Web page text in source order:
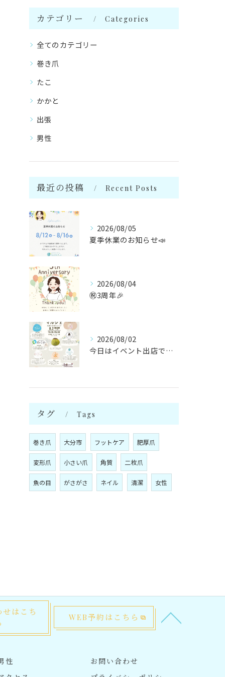
カテゴリー Categories
全てのカテゴリー
巻き爪
たこ
かかと
出張
男性
最近の投稿 Recent Posts
2026/08/05
夏季休業のお知らせ📣
2026/08/04
㊗️3周年🎉
2026/08/02
今日はイベント出店です🌻
タグ Tags
巻き爪 大分市 フットケア 肥厚爪
変形爪 小さい爪 角質 二枚爪
魚の目 がさがさ ネイル 清潔 女性
はこち
WEB予約はこちら
性
お問い合わせ